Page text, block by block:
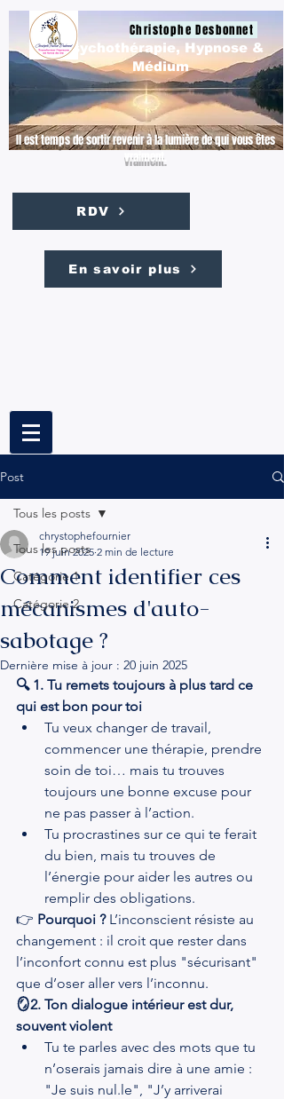
Christophe Desbonnet
Il est temps de sortir revenir à la lumière de qui vous êtes
vraiment.
Psychothérapie, Hypnose &
Médium
RDV
En savoir plus
Post
Tous les posts
Catégorie 1
Catégorie 2
Tous les posts
Comment identifier ces
mécanismes d'auto-
sabotage ?
chrystophefournier
19 juin 2025 2 min de lecture
Dernière mise à jour : 20 juin 2025
🔍 1. Tu remets toujours à plus tard ce
qui est bon pour toi
Tu veux changer de travail,
commencer une thérapie, prendre
soin de toi… mais tu trouves
toujours une bonne excuse pour
ne pas passer à l’action.
Tu procrastines sur ce qui te ferait
du bien, mais tu trouves de
l’énergie pour aider les autres ou
remplir des obligations.
👉 Pourquoi ? L’inconscient résiste au
changement : il croit que rester dans
l’inconfort connu est plus "sécurisant"
que d’oser aller vers l’inconnu.
🪞2. Ton dialogue intérieur est dur,
souvent violent
Tu te parles avec des mots que tu
n’oserais jamais dire à une amie :
"Je suis nul.le", "J’y arriverai